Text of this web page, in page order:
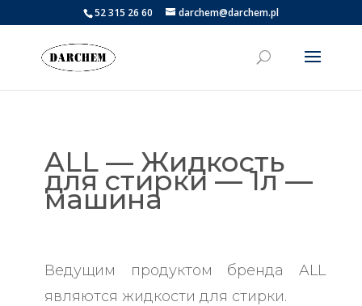
52 315 26 60 darchem@darchem.pl
ALL — Жидкость
для стирки — 1л —
машина
Ведущим продуктом бренда ALL
являются жидкости для стирки.